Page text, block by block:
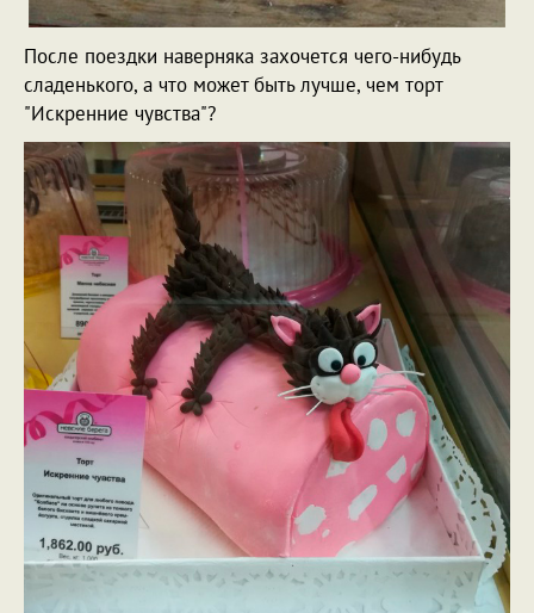
После поездки наверняка захочется чего-нибудь
сладенького, а что может быть лучше, чем торт
"Искренние чувства"?